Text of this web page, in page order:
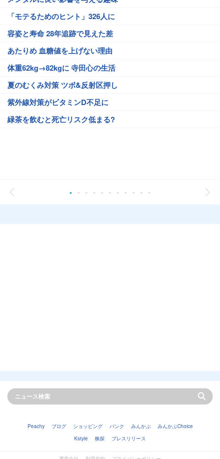
「モテるためのヒント」326人に
容姿と寿命 28年追跡で見えた差
あたりめ 血糖値を上げない理由
体重62kg→82kgに 寺田心の生活
夏のむくみ対策 ツボ&反射区押し
紫外線対策がビタミンD不足に
緑茶を飲むと死亡リスク低まる?
Peachy ブログ ショッピング バンク みんかぶ
みんかぶChoice
Kstyle
株探 プレスリリース